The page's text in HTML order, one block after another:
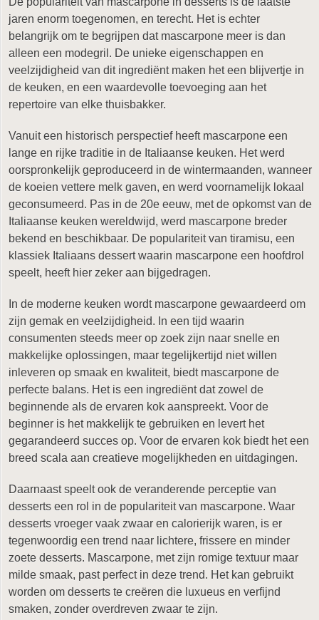
jaren enorm toegenomen, en terecht. Het is echter
belangrijk om te begrijpen dat mascarpone meer is dan
alleen een modegril. De unieke eigenschappen en
veelzijdigheid van dit ingrediënt maken het een blijvertje in
de keuken, en een waardevolle toevoeging aan het
repertoire van elke thuisbakker.
Vanuit een historisch perspectief heeft mascarpone een
lange en rijke traditie in de Italiaanse keuken. Het werd
oorspronkelijk geproduceerd in de wintermaanden, wanneer
de koeien vettere melk gaven, en werd voornamelijk lokaal
geconsumeerd. Pas in de 20e eeuw, met de opkomst van de
Italiaanse keuken wereldwijd, werd mascarpone breder
bekend en beschikbaar. De populariteit van tiramisu, een
klassiek Italiaans dessert waarin mascarpone een hoofdrol
speelt, heeft hier zeker aan bijgedragen.
In de moderne keuken wordt mascarpone gewaardeerd om
zijn gemak en veelzijdigheid. In een tijd waarin
consumenten steeds meer op zoek zijn naar snelle en
makkelijke oplossingen, maar tegelijkertijd niet willen
inleveren op smaak en kwaliteit, biedt mascarpone de
perfecte balans. Het is een ingrediënt dat zowel de
beginnende als de ervaren kok aanspreekt. Voor de
beginner is het makkelijk te gebruiken en levert het
gegarandeerd succes op. Voor de ervaren kok biedt het een
breed scala aan creatieve mogelijkheden en uitdagingen.
Daarnaast speelt ook de veranderende perceptie van
desserts een rol in de populariteit van mascarpone. Waar
desserts vroeger vaak zwaar en calorierijk waren, is er
tegenwoordig een trend naar lichtere, frissere en minder
zoete desserts. Mascarpone, met zijn romige textuur maar
milde smaak, past perfect in deze trend. Het kan gebruikt
worden om desserts te creëren die luxueus en verfijnd
smaken, zonder overdreven zwaar te zijn.